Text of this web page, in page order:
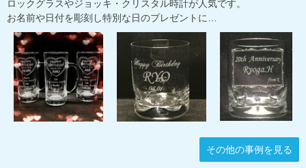
ロックグラスやジョッキ・クリスタル時計が人気です。
お名前や日付を彫刻し特別な日のプレゼントに…
その他の事例を見る